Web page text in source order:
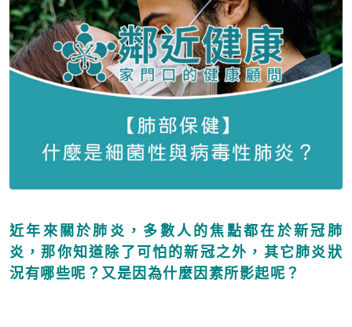
近年來關於肺炎，多數人的焦點都在於新冠肺
炎，那你知道除了可怕的新冠之外，其它肺炎狀
況有哪些呢？又是因為什麼因素所影起呢？